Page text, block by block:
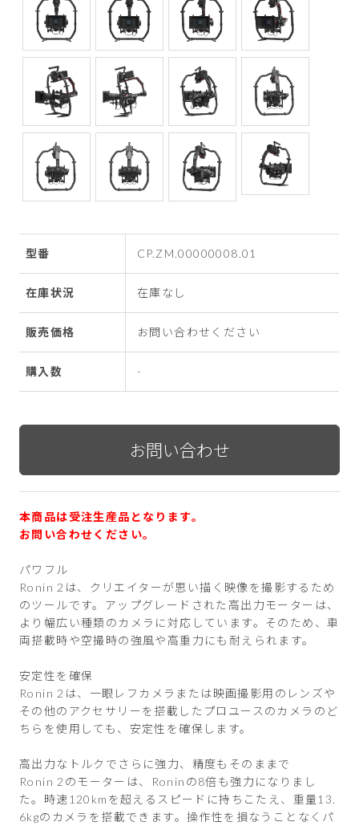
型番 CP.ZM.00000008.01
在庫状況 在庫なし
販売価格 お問い合わせください
購入数 -
本商品は受注生産品となります。
お問い合わせください。
パワフル
Ronin 2は、クリエイターが思い描く映像を撮影するため
のツールです。アップグレードされた高出力モーターは、
より幅広い種類のカメラに対応しています。そのため、車
両搭載時や空撮時の強風や高重力にも耐えられます。
安定性を確保
Ronin 2は、一眼レフカメラまたは映画撮影用のレンズや
その他のアクセサリーを搭載したプロユースのカメラのど
ちらを使用しても、安定性を確保します。
高出力なトルクでさらに強力、精度もそのままで
Ronin 2のモーターは、Roninの8倍も強力になりまし
た。時速120kmを超えるスピードに持ちこたえ、重量13.
6kgのカメラを搭載できます。操作性を損なうことなくパ